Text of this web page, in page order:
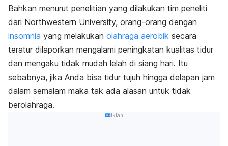
Bahkan menurut penelitian yang dilakukan tim peneliti
dari Northwestern University, orang-orang dengan
insomnia yang melakukan olahraga aerobik secara
teratur dilaporkan mengalami peningkatan kualitas tidur
dan mengaku tidak mudah lelah di siang hari. Itu
sebabnya, jika Anda bisa tidur tujuh hingga delapan jam
dalam semalam maka tak ada alasan untuk tidak
berolahraga.
Iklan